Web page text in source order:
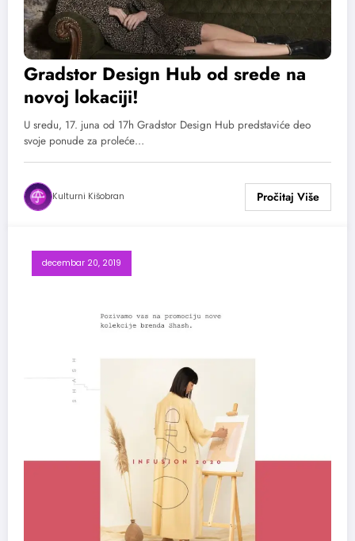
Gradstor Design Hub od srede na
novoj lokaciji!
U sredu, 17. juna od 17h Gradstor Design Hub predstaviće deo
svoje ponude za proleće…
Kulturni Kišobran
decembar 20, 2019